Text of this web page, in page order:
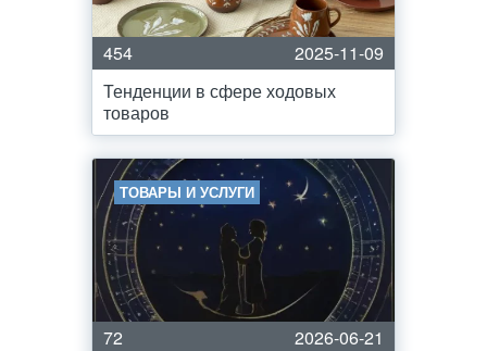
454
2025-11-09
Тенденции в сфере ходовых
товаров
ТОВАРЫ И УСЛУГИ
72
2026-06-21